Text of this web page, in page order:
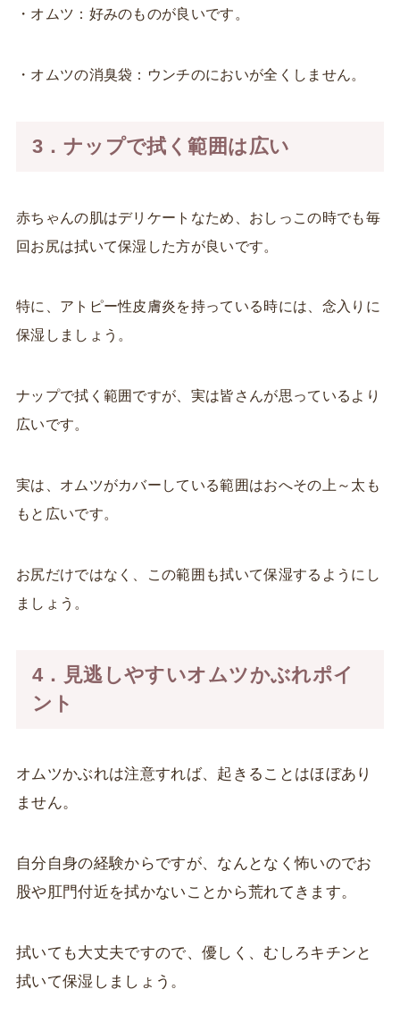
・オムツ：好みのものが良いです。
・オムツの消臭袋：ウンチのにおいが全くしません。
3．ナップで拭く範囲は広い
赤ちゃんの肌はデリケートなため、おしっこの時でも毎
回お尻は拭いて保湿した方が良いです。
特に、アトピー性皮膚炎を持っている時には、念入りに
保湿しましょう。
ナップで拭く範囲ですが、実は皆さんが思っているより
広いです。
実は、オムツがカバーしている範囲はおへその上～太も
もと広いです。
お尻だけではなく、この範囲も拭いて保湿するようにし
ましょう。
4．見逃しやすいオムツかぶれポイ
ント
オムツかぶれは注意すれば、起きることはほぼあり
ません。
自分自身の経験からですが、なんとなく怖いのでお
股や肛門付近を拭かないことから荒れてきます。
拭いても大丈夫ですので、優しく、むしろキチンと
拭いて保湿しましょう。